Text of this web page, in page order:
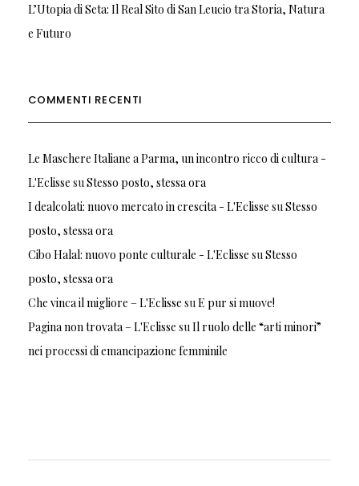
L’Utopia di Seta: Il Real Sito di San Leucio tra Storia, Natura
e Futuro
COMMENTI RECENTI
Le Maschere Italiane a Parma, un incontro ricco di cultura -
L'Eclisse su Stesso posto, stessa ora
I dealcolati: nuovo mercato in crescita - L'Eclisse su Stesso
posto, stessa ora
Cibo Halal: nuovo ponte culturale - L'Eclisse su Stesso
posto, stessa ora
Che vinca il migliore – L'Eclisse su E pur si muove!
Pagina non trovata – L'Eclisse su Il ruolo delle “arti minori”
nei processi di emancipazione femminile